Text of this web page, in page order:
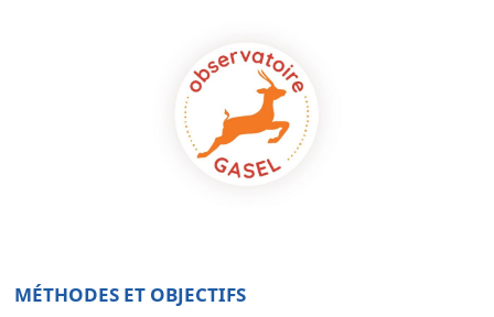
Événements internationaux
Notre entreprise
MÉTHODES ET OBJECTIFS